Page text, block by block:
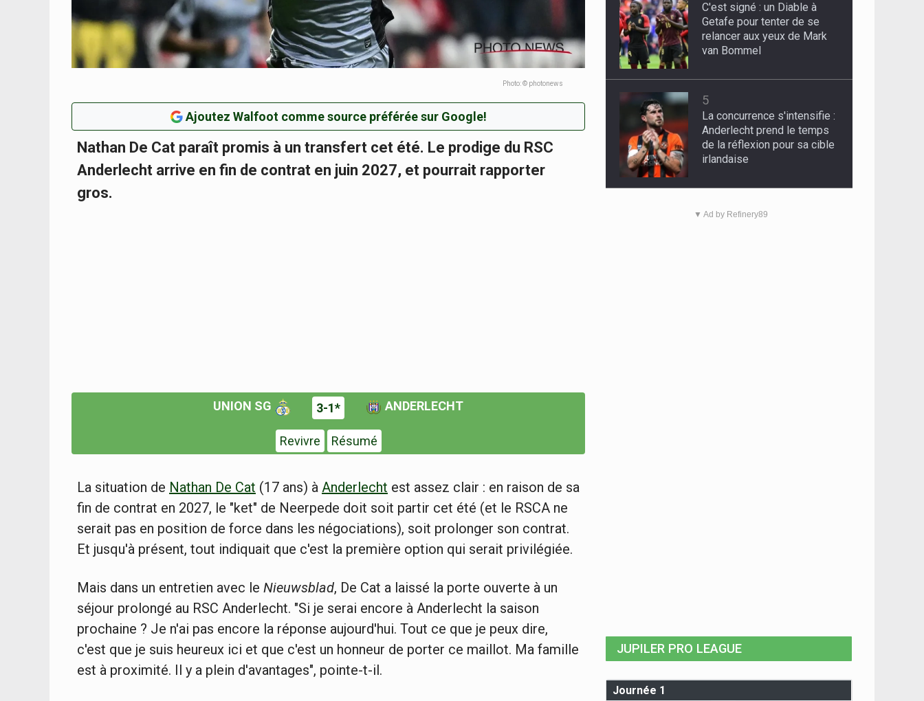
Photo: © photonews
Ajoutez Walfoot comme source préférée sur Google!
Nathan De Cat paraît promis à un transfert cet été. Le prodige du RSC
Anderlecht arrive en fin de contrat en juin 2027, et pourrait rapporter
gros.
UNION SG 3-1* ANDERLECHT
Revivre Résumé
La situation de Nathan De Cat (17 ans) à Anderlecht est assez clair : en raison de sa
fin de contrat en 2027, le "ket" de Neerpede doit soit partir cet été (et le RSCA ne
serait pas en position de force dans les négociations), soit prolonger son contrat.
Et jusqu'à présent, tout indiquait que c'est la première option qui serait privilégiée.
Mais dans un entretien avec le Nieuwsblad, De Cat a laissé la porte ouverte à un
séjour prolongé au RSC Anderlecht. "Si je serai encore à Anderlecht la saison
prochaine ? Je n'ai pas encore la réponse aujourd'hui. Tout ce que je peux dire,
c'est que je suis heureux ici et que c'est un honneur de porter ce maillot. Ma famille
est à proximité. Il y a plein d'avantages", pointe-t-il.
C'est signé : un Diable à
Getafe pour tenter de se
relancer aux yeux de Mark
van Bommel
5
La concurrence s'intensifie :
Anderlecht prend le temps
de la réflexion pour sa cible
irlandaise
▼ Ad by Refinery89
JUPILER PRO LEAGUE
Journée 1